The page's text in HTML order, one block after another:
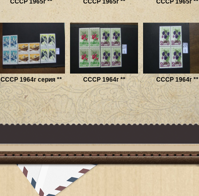
СССР 1965г ** СССР 1965г ** СССР 1965г **
СССР 1964г серия ** СССР 1964г ** СССР 1964г **